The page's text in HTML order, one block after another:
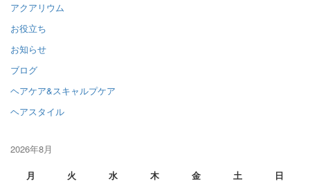
アクアリウム
お役立ち
お知らせ
ブログ
ヘアケア&スキャルプケア
ヘアスタイル
2026年8月
月
火 水 木 金 土 日